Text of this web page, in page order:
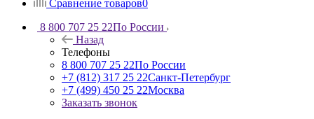
Сравнение товаров0
8 800 707 25 22По России
Назад
Телефоны
8 800 707 25 22По России
+7 (812) 317 25 22Санкт-Петербург
+7 (499) 450 25 22Москва
Заказать звонок